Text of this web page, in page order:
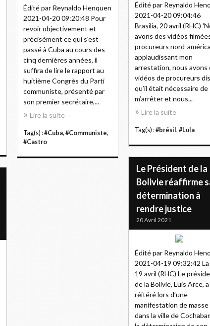
Édité par Reynaldo
2021-04-20 09:04:46
Brasilia, 20 avril (RHC)
avons des vidéos
procureurs nord-
applaudissant mon
arrestation, nous avons
vidéos de procureurs
qu’il était nécessaire de
m’arrêter et nous...
Lire la suite
Tag(s) :#brésil , #Lula
Édité par Reynaldo Henquen
2021-04-20 09:20:48 Pour
revoir objectivement et
précisément ce qui s'est
passé à Cuba au cours des
cinq dernières années, il
suffira de lire le rapport au
huitième Congrès du Parti
communiste, présenté par
son premier secrétaire,...
Lire la suite
Tag(s) :#Cuba, #Communiste,
#Castro
Le Président de la
Bolivie réaffirme
détermination à
rendre justice
20 Avril 2021
Édité par Reynaldo
2021-04-19 09:32:42 La
19 avril (RHC) Le
de la Bolivie, Luis Arce, a
réitéré lors d’une
manifestation de masse
dans la ville de